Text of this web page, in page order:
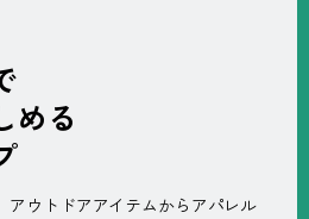
める
アウトドアアイテムからアパレル